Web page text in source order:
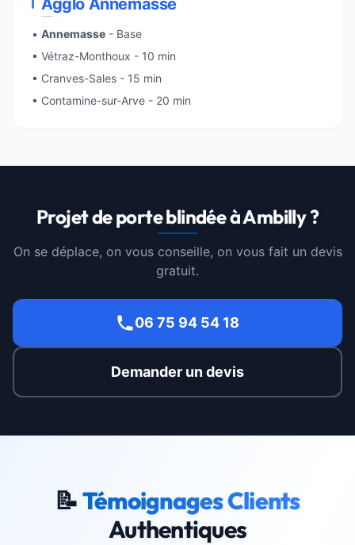
Agglo Annemasse
• Annemasse - Base
• Vétraz-Monthoux - 10 min
• Cranves-Sales - 15 min
• Contamine-sur-Arve - 20 min
Projet de porte blindée à Ambilly ?
On se déplace, on vous conseille, on vous fait un devis
gratuit.
06 75 94 54 18
Demander un devis
📝Témoignages Clients
Authentiques